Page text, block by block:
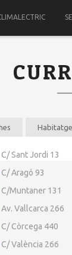
C/ Sant Jordi 13
C/ Aragó 93
C/Muntaner 131
Av. Vallcarca 266
C/ Còrcega 440
C/ València 266